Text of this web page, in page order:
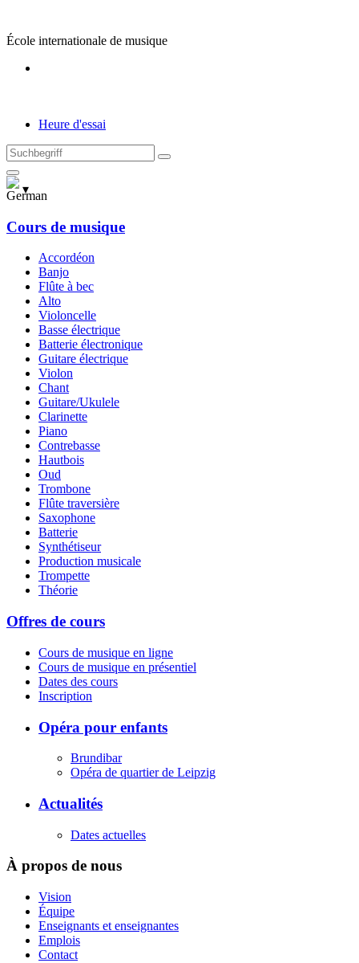
content
École internationale de musique
Heure d'essai
Suchen
nach
:
▾
Cours de musique
Accordéon
Banjo
Flûte à bec
Alto
Violoncelle
Basse électrique
Batterie électronique
Guitare électrique
Violon
Chant
Guitare/Ukulele
Clarinette
Piano
Contrebasse
Hautbois
Oud
Trombone
Flûte traversière
Saxophone
Batterie
Synthétiseur
Production musicale
Trompette
Théorie
Offres de cours
Cours de musique en ligne
Cours de musique en présentiel
Dates des cours
Inscription
Opéra pour enfants
Brundibar
Opéra de quartier de Leipzig
Actualités
Dates actuelles
À propos de nous
Vision
Équipe
Enseignants et enseignantes
Emplois
Contact